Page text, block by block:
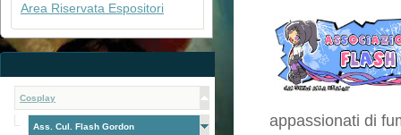
Area Riservata Espositori
Cosplay
Ass. Cul. Flash Gordon
appassionati di